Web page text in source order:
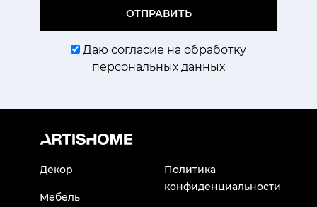
ОТПРАВИТЬ
Даю согласие на обработку
персональных данных
Декор
Мебель
Политика
конфиденциальности